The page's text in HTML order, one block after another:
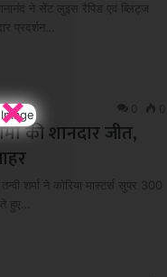
ने सेंट लुइस रैपिड एवं ब्लिट्ज
प्रदर्शन…
0 0
की शानदार जीत,
शर्मा ने कोरिया मास्टर्स सुपर 300
हुए…